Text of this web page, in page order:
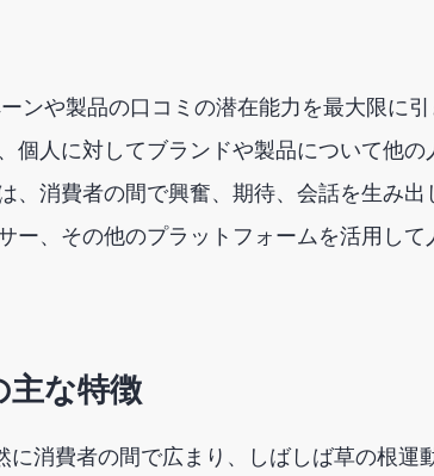
ンや製品の口コミの潜在能力を最大限に
個人に対してブランドや製品について他の
、消費者の間で興奮、期待、会話を生み出
ー、その他のプラットフォームを活用して
主な特徴
に消費者の間で広まり、しばしば草の根運